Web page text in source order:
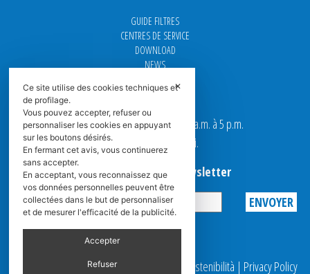
GUIDE FILTRES
CENTRES DE SERVICE
DOWNLOAD
NEWS
CARRIÈRE
Nos bureaux sont ouverts de 9 a.m. à 5 p.m.
du Lundi au Vendredi.
Abonnez-vous à la Newsletter
Privacy
© 2025 Spasciani |Codice Etico Report Sostenibilità | Privacy Policy
✕
Ce site utilise des cookies techniques et
de profilage.
Vous pouvez accepter, refuser ou
personnaliser les cookies en appuyant
sur les boutons désirés.
En fermant cet avis, vous continuerez
sans accepter.
En acceptant, vous reconnaissez que
vos données personnelles peuvent être
collectées dans le but de personnaliser
et de mesurer l'efficacité de la publicité.
Accepter
Refuser